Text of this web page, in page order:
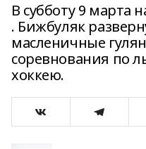
В субботу 9 марта
. Бижбуляк
масленичные
соревнования по
хоккею.